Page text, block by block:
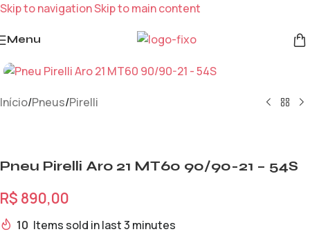
Skip to navigationSkip to main content
Menu
Início/Pneus/Pirelli
Pneu Pirelli Aro 21 MT60 90/90-21 – 54S
R$ 890,00
10 Items sold in last 3 minutes